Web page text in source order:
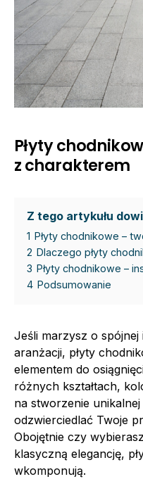
Płyty
z charakterem
Z tego artykułu
1 Płyty chodnikowe –
2 Dlaczego płyty
3 Płyty chodnikowe –
4 Podsumowanie
Jeśli marzysz o
aranżacji, płyty
elementem do
różnych kształtach,
na stworzenie
odzwierciedlać Twoje
Obojętnie czy
klasyczną elegancję,
wkomponują.